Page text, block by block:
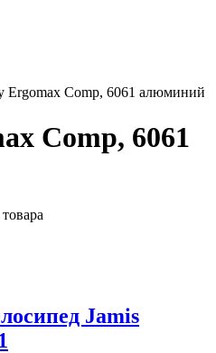
Ergomax Comp, 6061 алюминий
Comp, 6061
Jamis